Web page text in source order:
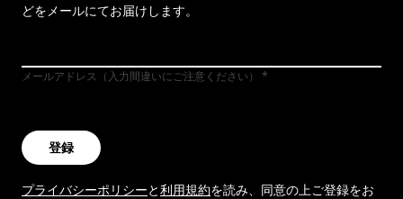
どをメールにてお届けします。
メールアドレス（入力間違いにご注意ください）
登録
プライバシーポリシーと利用規約を読み、同意の上ご登録をお